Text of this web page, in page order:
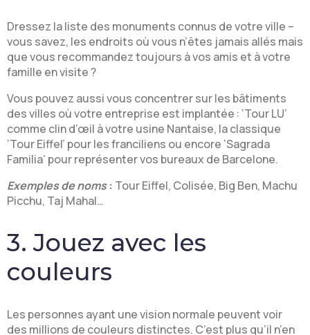
Dressez la liste des monuments connus de votre ville –
vous savez, les endroits où vous n’êtes jamais allés mais
que vous recommandez toujours à vos amis et à votre
famille en visite ?
Vous pouvez aussi vous concentrer sur les bâtiments
des villes où votre entreprise est implantée : ‘Tour LU’
comme clin d’œil à votre usine Nantaise, la classique
‘Tour Eiffel’ pour les franciliens ou encore ‘Sagrada
Familia’ pour représenter vos bureaux de Barcelone.
Exemples de noms: Tour Eiffel, Colisée, Big Ben, Machu
Picchu, Taj Mahal…
3. Jouez avec les
couleurs
Les personnes ayant une vision normale peuvent voir
des millions de couleurs distinctes. C’est plus qu’il n’en